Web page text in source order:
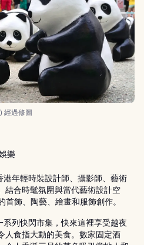
) 經過修圖
樂
年輕時裝設計師、攝影師、藝術
結合時髦氛圍與當代藝術設計空
飾、陶藝、繪畫和服飾創作。
列快閃市集，快來這裡享受越夜
人食指大動的美食。數家固定酒